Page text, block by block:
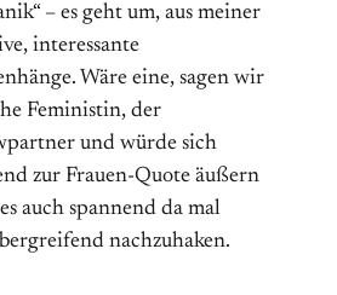
– es geht um, aus meiner
interessante
Wäre eine, sagen wir
Feministin, der
und würde sich
zur Frauen-Quote äußern
auch spannend da mal
nachzuhaken.